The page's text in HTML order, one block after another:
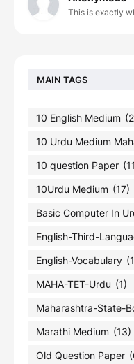
This is exactly
MAIN TAGS
10 English Medium
10 Urdu Medium
10 question Paper
10Urdu Medium (17)
Basic Computer In
English-Third-
English-Vocabulary
MAHA-TET-Urdu (1)
Maharashtra-State-
Marathi Medium (13)
Old Question Paper